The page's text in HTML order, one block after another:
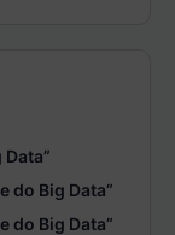
do Big Data”
do Big Data”